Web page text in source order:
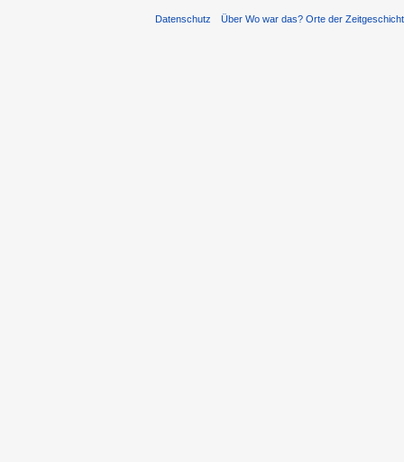
Datenschutz Über Wo war das? Orte der